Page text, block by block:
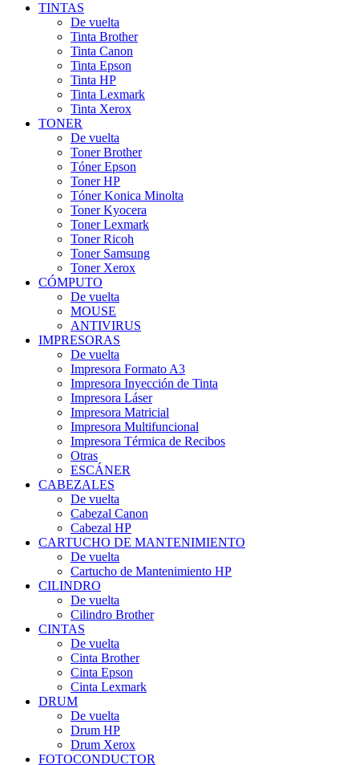
TINTAS
De vuelta
Tinta Brother
Tinta Canon
Tinta Epson
Tinta HP
Tinta Lexmark
Tinta Xerox
TONER
De vuelta
Toner Brother
Tóner Epson
Toner HP
Tóner Konica Minolta
Toner Kyocera
Toner Lexmark
Toner Ricoh
Toner Samsung
Toner Xerox
CÓMPUTO
De vuelta
MOUSE
ANTIVIRUS
IMPRESORAS
De vuelta
Impresora Formato A3
Impresora Inyección de Tinta
Impresora Láser
Impresora Matricial
Impresora Multifuncional
Impresora Térmica de Recibos
Otras
ESCÁNER
CABEZALES
De vuelta
Cabezal Canon
Cabezal HP
CARTUCHO DE MANTENIMIENTO
De vuelta
Cartucho de Mantenimiento HP
CILINDRO
De vuelta
Cilindro Brother
CINTAS
De vuelta
Cinta Brother
Cinta Epson
Cinta Lexmark
DRUM
De vuelta
Drum HP
Drum Xerox
FOTOCONDUCTOR